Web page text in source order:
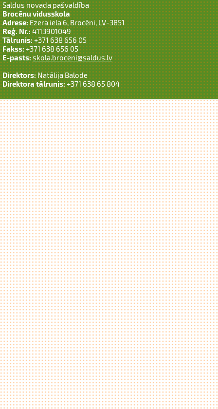
Saldus novada pašvaldība
Brocēnu vidusskola
Adrese:Ezera iela 6, Brocēni, LV-3851
Reģ. Nr.:4113901049
Tālrunis:+371 638 656 05
Fakss:+371 638 656 05
E-pasts:skola.broceni@saldus.lv
Direktors:Natālija Balode
Direktora tālrunis:+371 638 65 804